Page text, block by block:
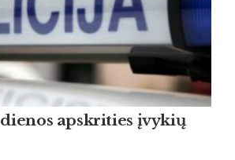
apskrities įvykių